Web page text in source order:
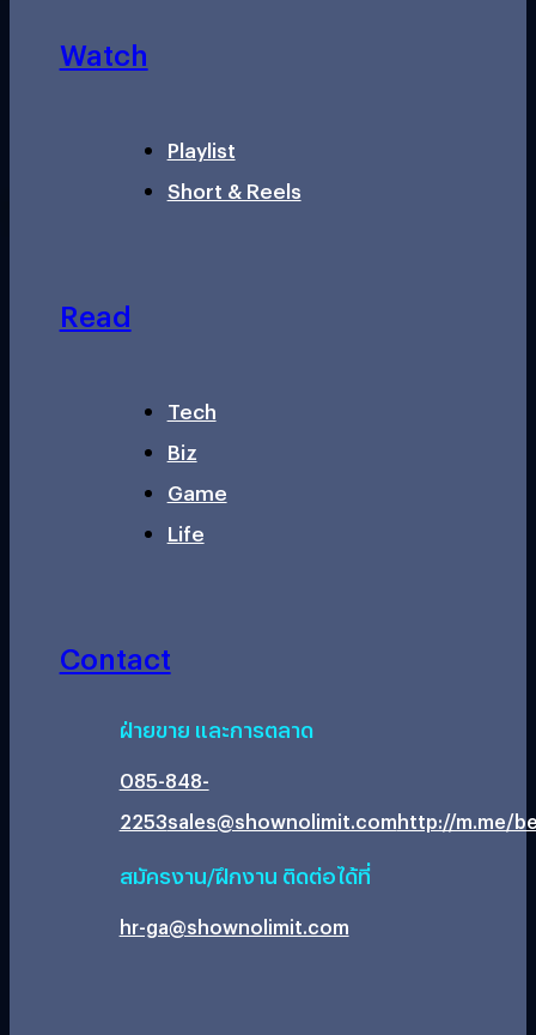
Watch
Playlist
Short & Reels
Read
Tech
Biz
Game
Life
Contact
ฝ่ายขาย และการตลาด
085-848-
2253sales@shownolimit.comhttp://m.me/
สมัครงาน/ฝึกงาน ติดต่อได้ที่
hr-ga@shownolimit.com